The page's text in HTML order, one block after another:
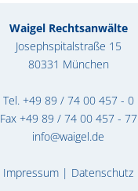
Waigel Rechtsanwälte
Josephspitalstraße 15
80331 München
Tel. +49 89 / 74 00 457 - 0
Fax +49 89 / 74 00 457 - 77
info@waigel.de
Impressum | Datenschutz